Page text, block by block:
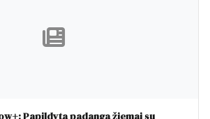
Papildyta padanga žiemai su